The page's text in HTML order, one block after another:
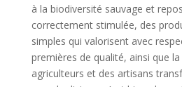
à la biodiversité sauvage et
correctement stimulée, des
simples qui valorisent avec
premières de qualité, ainsi que
agriculteurs et des artisans